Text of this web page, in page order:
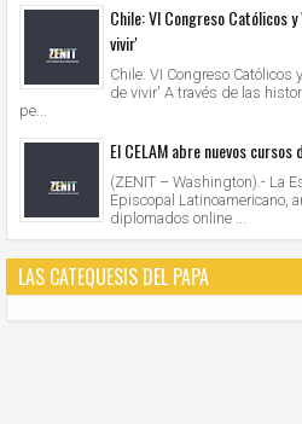
Chile: VI Congreso Católicos
vivir'
Chile: VI Congreso
de vivir' A través de las
pe...
El CELAM abre nuevos
(ZENIT – Washington).- La
Episcopal Latinoamericano,
diplomados online ...
LAS CATEQUESIS DEL PAPA